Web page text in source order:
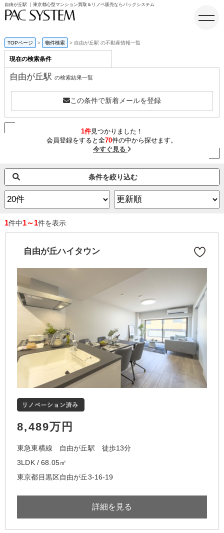
自由が丘駅 ｜東京都心型マンション買取＆リノベ販売ならパックシステム
TOPページ 物件検索 自由が丘駅 の不動産情報一覧
現在の検索条件
自由が丘駅 の検索結果一覧
この条件で新着メールを登録
1件見つかりました！
会員登録をすると全70件の中から探せます。
今すぐ見る
条件を絞り込む
1件中1～1件を表示
自由が丘ハイタウン
8,489万円
東急東横線 自由が丘駅 徒歩13分
3LDK / 68.05㎡
東京都目黒区自由が丘3-16-19
詳細を見る